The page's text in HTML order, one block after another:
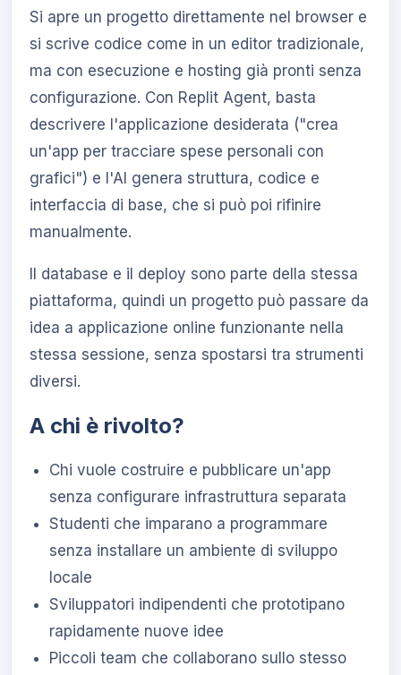
Si apre un progetto direttamente nel browser e
si scrive codice come in un editor tradizionale,
ma con esecuzione e hosting già pronti senza
configurazione. Con Replit Agent, basta
descrivere l'applicazione desiderata ("crea
un'app per tracciare spese personali con
grafici") e l'AI genera struttura, codice e
interfaccia di base, che si può poi rifinire
manualmente.
Il database e il deploy sono parte della stessa
piattaforma, quindi un progetto può passare da
idea a applicazione online funzionante nella
stessa sessione, senza spostarsi tra strumenti
diversi.
A chi è rivolto?
Chi vuole costruire e pubblicare un'app
senza configurare infrastruttura separata
Studenti che imparano a programmare
senza installare un ambiente di sviluppo
locale
Sviluppatori indipendenti che prototipano
rapidamente nuove idee
Piccoli team che collaborano sullo stesso